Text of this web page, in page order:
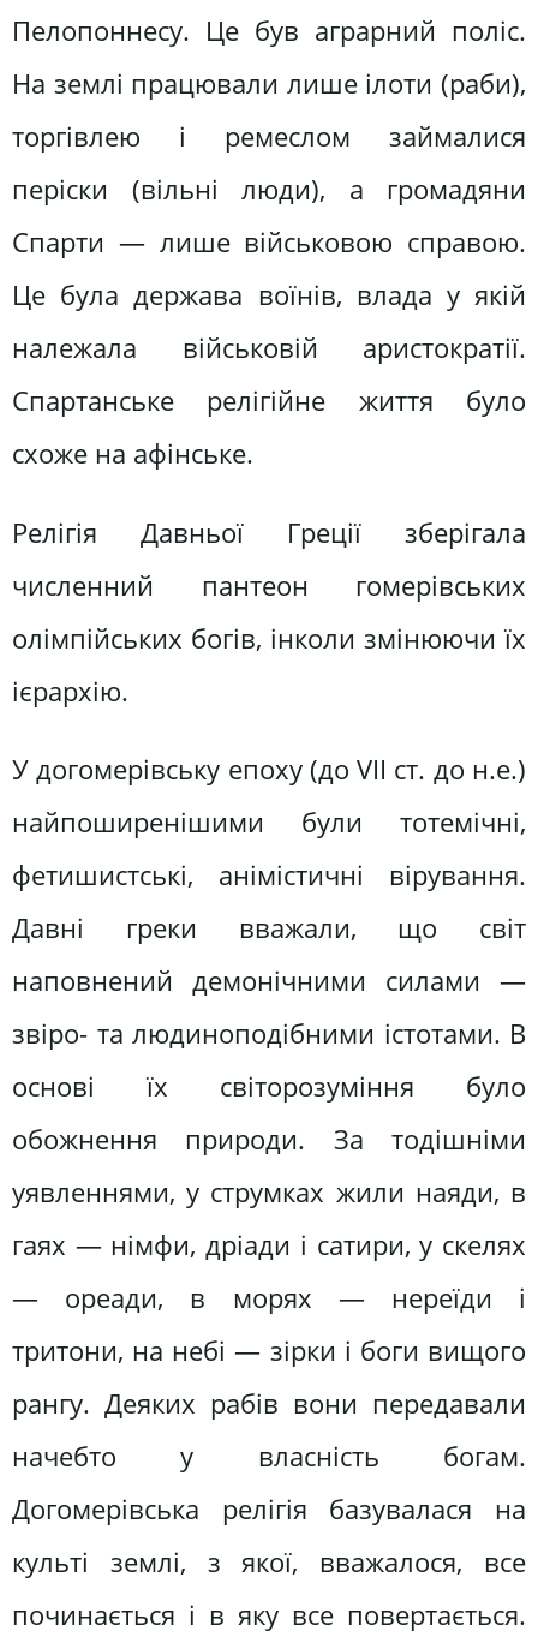
Пелопоннесу. Це був аграрний поліс.
На землі працювали лише ілоти (раби),
торгівлею і ремеслом займалися
періски (вільні люди), а громадяни
Спарти — лише військовою справою.
Це була держава воїнів, влада у якій
належала військовій аристократії.
Спартанське релігійне життя було
схоже на афінське.
Релігія Давньої Греції зберігала
численний пантеон гомерівських
олімпійських богів, інколи змінюючи їх
ієрархію.
У догомерівську епоху (до VII ст. до н.е.)
найпоширенішими були тотемічні,
фетишистські, анімістичні вірування.
Давні греки вважали, що світ
наповнений демонічними силами —
звіро- та людиноподібними істотами. В
основі їх світорозуміння було
обожнення природи. За тодішніми
уявленнями, у струмках жили наяди, в
гаях — німфи, дріади і сатири, у скелях
— ореади, в морях — нереїди і
тритони, на небі — зірки і боги вищого
рангу. Деяких рабів вони передавали
начебто у власність богам.
Догомерівська релігія базувалася на
культі землі, з якої, вважалося, все
починається і в яку все повертається.